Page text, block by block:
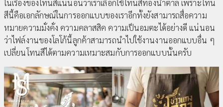
ในเรื่องของโทนสีแน่นอนว่าเราเลือกใช้โทนสีทองน้ำตาล เพราะโทน
สีนี้คือเอกลักษณ์ในการออกแบบของเราอีกทั้งยังสามารถสื่อความ
หมายความมั่งคั่ง ความคลาสสิค ความเป็นอมตะได้อย่างดี แน่นอน
ว่าไฟล์งานของโลโก้นี้ลูกค้าสามารถนำไปใช้งานงานออกแบบอื่น ๆ
เปลี่ยนโทนสีได้ตามความเหมาะสมกับการออกแบบนั้นครับ